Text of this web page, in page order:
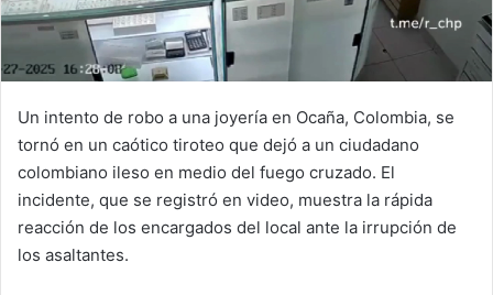
Un intento de robo a una joyería en Ocaña, Colombia, se
tornó en un caótico tiroteo que dejó a un ciudadano
colombiano ileso en medio del fuego cruzado. El
incidente, que se registró en video, muestra la rápida
reacción de los encargados del local ante la irrupción de
los asaltantes.